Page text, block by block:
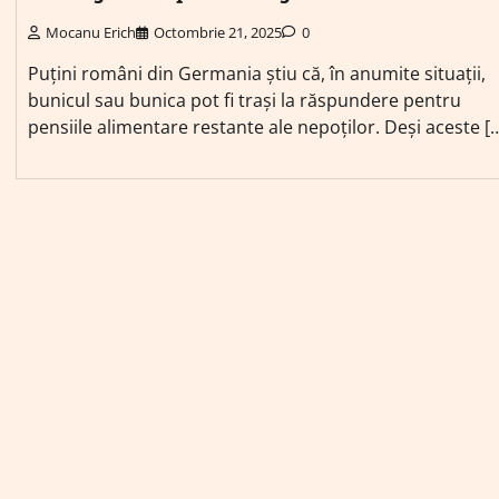
Mocanu Erich Octombrie 21, 2025 0
Puțini români din Germania știu că, în anumite situații,
bunicul sau bunica pot fi trași la răspundere pentru
pensiile alimentare restante ale nepoților. Deși aceste